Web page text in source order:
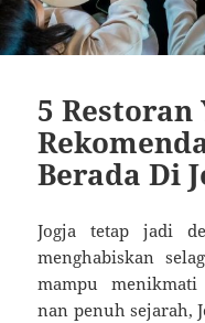
5 Restoran
Berada Di
Jogja tetap jadi
menghabiskan
mampu
nan penuh sejarah,